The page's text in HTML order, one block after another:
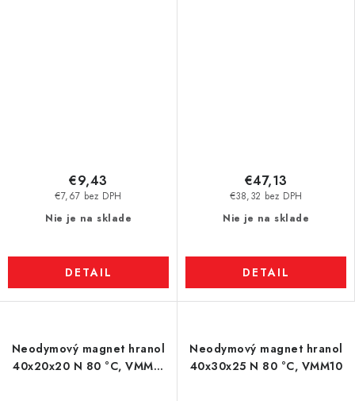
Nie je na sklade
€7,67 bez DPH
€9,43
DETAIL
Nie je na sklade
€38,32 bez DPH
€47,13
DETAIL
Neodymový magnet hranol
40x20x20 N 80 °C, VMM7-
Neodymový magnet hranol
40x30x25 N 80 °C, VMM10